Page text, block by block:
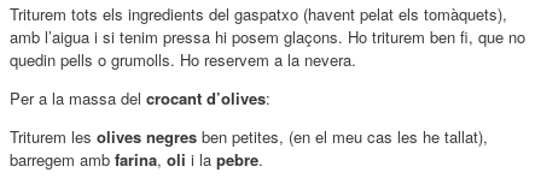
Triturem tots els ingredients del gaspatxo (havent pelat els tomàquets),
amb l’aigua i si tenim pressa hi posem glaçons. Ho triturem ben fi, que no
quedin pells o grumolls. Ho reservem a la nevera.
Per a la massa del crocant d’olives:
Triturem les olives negres ben petites, (en el meu cas les he tallat),
barregem amb farina, oli i la pebre.